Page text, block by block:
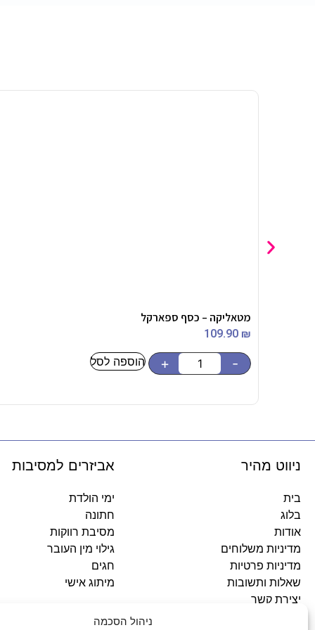
ניהול הסכמה
מטאליקה – כסף ספארקל
109.90 ₪
-
+ הוספה לסל
ניווט מהיר
בית
בלוג
אודות
מדיניות משלוחים
מדיניות פרטיות
שאלות ותשובות
יצירת קשר
אביזרים למסיבות
ימי הולדת
חתונה
מסיבת רווקות
גילוי מין העובר
חגים
מיתוג אישי